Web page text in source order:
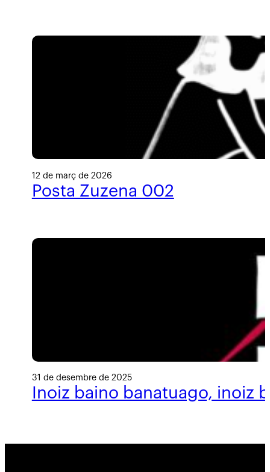
12 de març de 2026
Posta Zuzena 002
31 de desembre de 2025
Inoiz baino banatuago, inoiz